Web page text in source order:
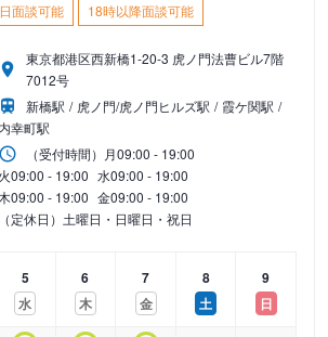
面談可能 18時以降面談可能
東京都港区西新橋1-20-3 虎ノ門法曹ビル7階
7012号
新橋駅
虎ノ門/虎ノ門ヒルズ駅
霞ケ関駅
内幸町駅
（受付時間） 月09:00 - 19:00
火09:00 - 19:00 水09:00 - 19:00
木09:00 - 19:00 金09:00 - 19:00
（定休日）土曜日・日曜日・祝日
5
水
6
木
7
金
8
土
9
日